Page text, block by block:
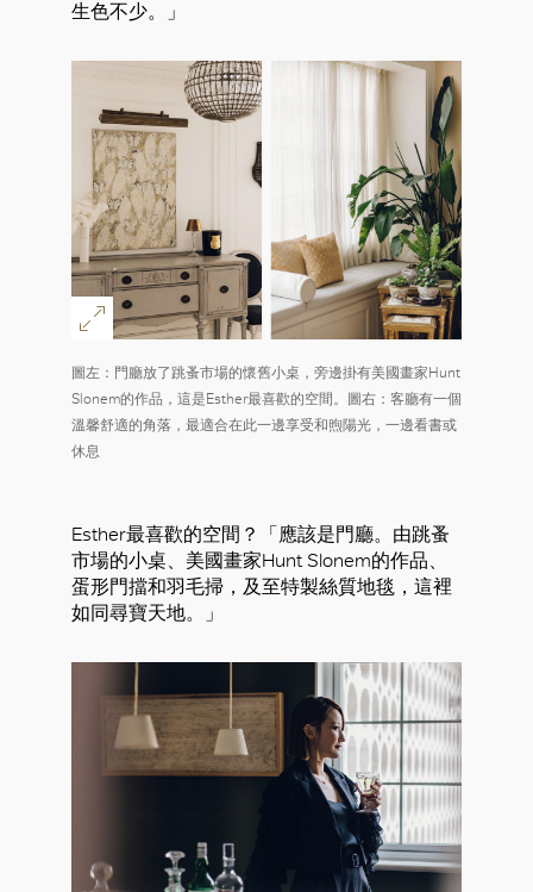
生色不少。」
圖左：門廳放了跳蚤市場的懷舊小桌，旁邊掛有美國畫家Hunt
Slonem的作品，這是Esther最喜歡的空間。圖右：客廳有一個
溫馨舒適的角落，最適合在此一邊享受和煦陽光，一邊看書或
休息
Esther最喜歡的空間？「應該是門廳。由跳蚤
市場的小桌、美國畫家Hunt Slonem的作品、
蛋形門擋和羽毛掃，及至特製絲質地毯，這裡
如同尋寶天地。」